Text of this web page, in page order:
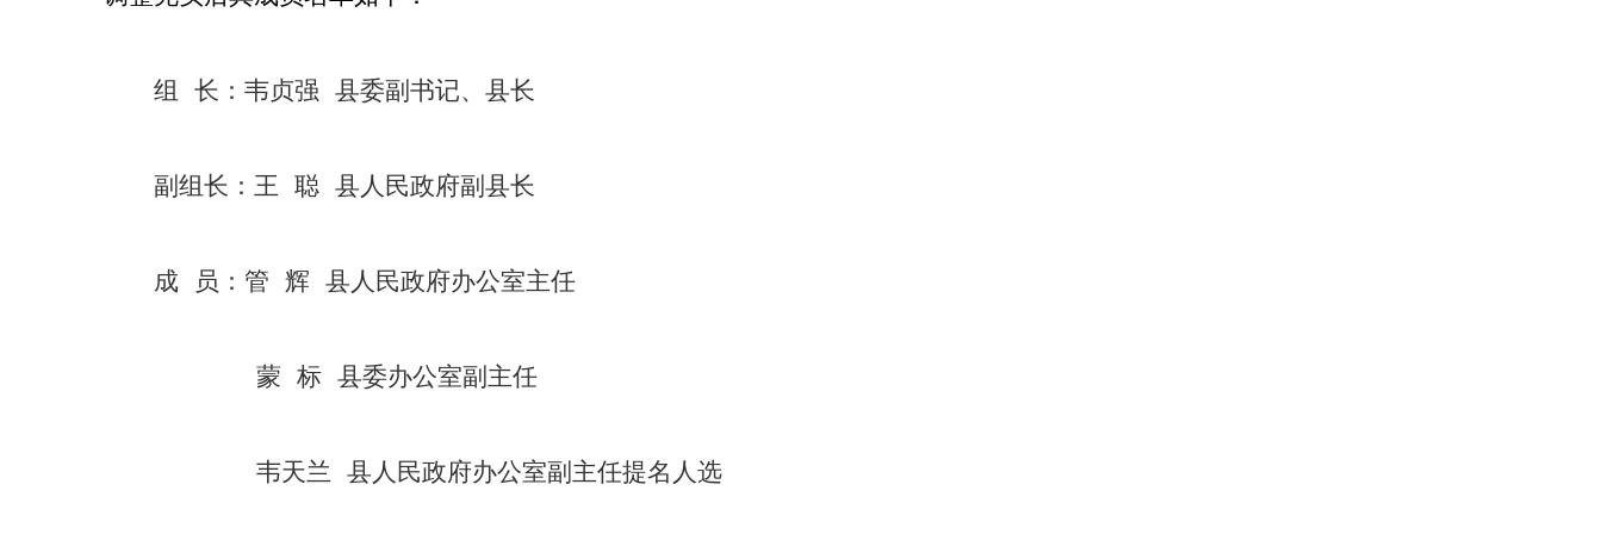
组 长：韦贞强 县委副书记、县长
副组长：王 聪 县人民政府副县长
成 员：管 辉 县人民政府办公室主任
蒙 标 县委办公室副主任
韦天兰 县人民政府办公室副主任提名人选